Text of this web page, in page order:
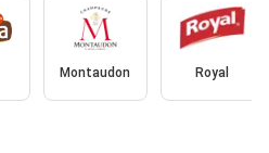
Montaudon Royal